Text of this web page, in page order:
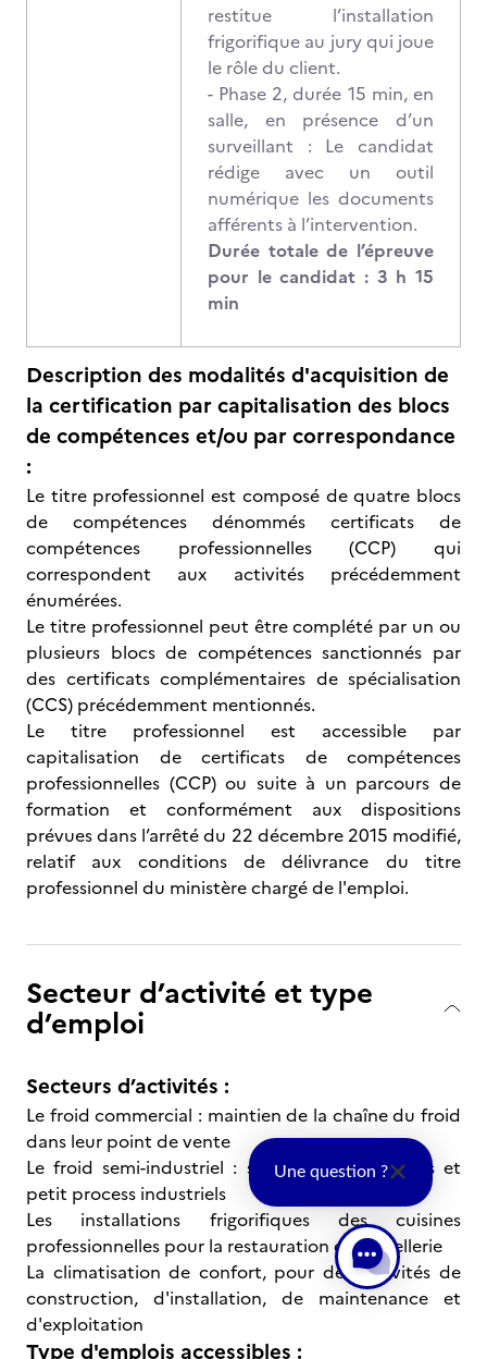
restitue l’installation
frigorifique au jury qui joue
le rôle du client.
- Phase 2, durée 15 min, en
salle, en présence d’un
surveillant : Le candidat
rédige avec un outil
numérique les documents
afférents à l’intervention.
Durée totale de l’épreuve
pour le candidat : 3 h 15
min
Description des modalités d'acquisition de
la certification par capitalisation des blocs
de compétences et/ou par correspondance
:
Le titre professionnel est composé de quatre blocs
de compétences dénommés certificats de
compétences professionnelles (CCP) qui
correspondent aux activités précédemment
énumérées.
Le titre professionnel peut être complété par un ou
plusieurs blocs de compétences sanctionnés par
des certificats complémentaires de spécialisation
(CCS) précédemment mentionnés.
Le titre professionnel est accessible par
capitalisation de certificats de compétences
professionnelles (CCP) ou suite à un parcours de
formation et conformément aux dispositions
prévues dans l’arrêté du 22 décembre 2015 modifié,
relatif aux conditions de délivrance du titre
professionnel du ministère chargé de l'emploi.
Secteur d’activité et type
d’emploi
Secteurs d’activités :
Le froid commercial : maintien de la chaîne du froid
dans leur point de vente
Le froid semi-industriel : stockage des denrées et
petit process industriels
Les installations frigorifiques des cuisines
professionnelles pour la restauration et l'hôtellerie
La climatisation de confort, pour des activités de
construction, d'installation, de maintenance et
d'exploitation
Type d'emplois accessibles :
Une question ?